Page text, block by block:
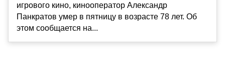
игрового кино, кинооператор Александр
Панкратов умер в пятницу в возрасте 78 лет. Об
этом сообщается на...